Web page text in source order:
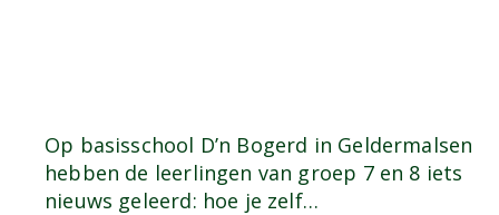
Op basisschool D’n Bogerd in Geldermalsen
hebben de leerlingen van groep 7 en 8 iets
nieuws geleerd: hoe je zelf…